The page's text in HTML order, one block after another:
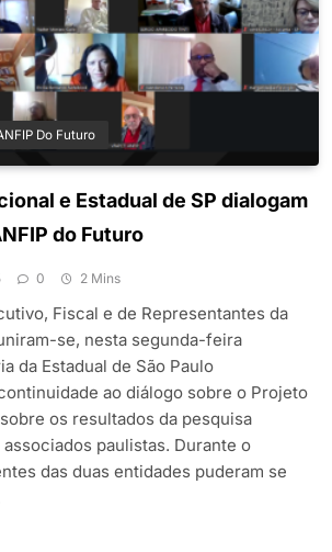
Do Futuro
e Estadual de SP dialogam
do Futuro
0 2 Mins
Fiscal e de Representantes da
se, nesta segunda-feira
da Estadual de São Paulo
ao diálogo sobre o Projeto
os resultados da pesquisa
paulistas. Durante o
das duas entidades puderam se